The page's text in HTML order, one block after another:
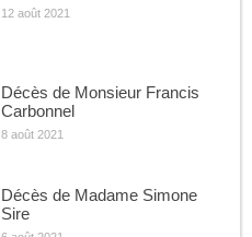
12 août 2021
Décès de Monsieur Francis
Carbonnel
8 août 2021
Décès de Madame Simone
Sire